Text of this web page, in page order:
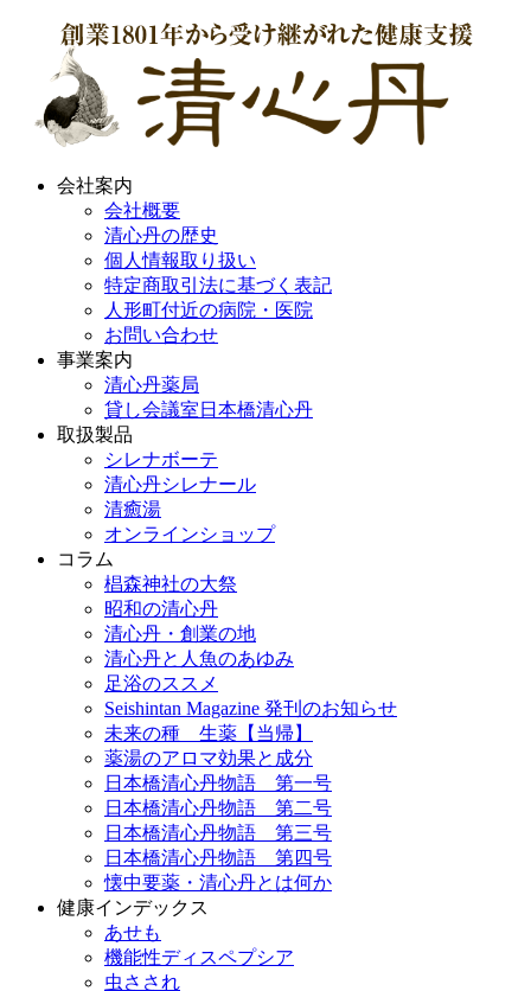
会社案内
会社概要
清心丹の歴史
個人情報取り扱い
特定商取引法に基づく表記
人形町付近の病院・医院
お問い合わせ
事業案内
清心丹薬局
貸し会議室日本橋清心丹
取扱製品
シレナボーテ
清心丹シレナール
清癒湯
オンラインショップ
コラム
椙森神社の大祭
昭和の清心丹
清心丹・創業の地
清心丹と人魚のあゆみ
足浴のススメ
Seishintan Magazine 発刊のお知らせ
未来の種 生薬【当帰】
薬湯のアロマ効果と成分
日本橋清心丹物語 第一号
日本橋清心丹物語 第二号
日本橋清心丹物語 第三号
日本橋清心丹物語 第四号
懐中要薬・清心丹とは何か
健康インデックス
あせも
機能性ディスペプシア
虫さされ